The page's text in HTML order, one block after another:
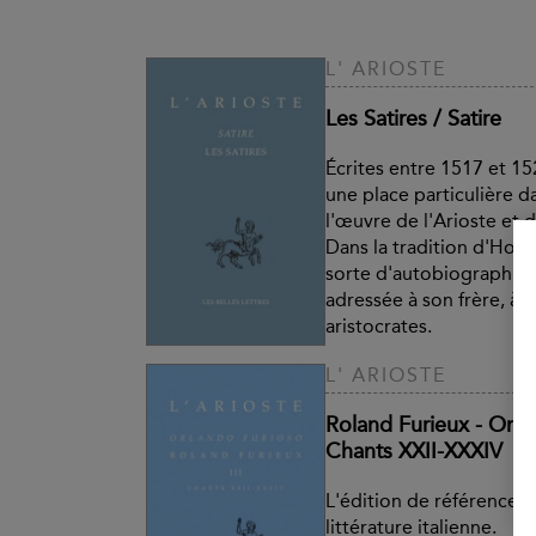
L' ARIOSTE
Les Satires / Satire
Écrites entre 1517 et
une place particulière
l'œuvre de l'Arioste et
Dans la tradition
sorte
adressée à son frère, à
aristocrates.
L' ARIOSTE
Roland Furieux -
Chants XXII-XXXIV
L'édition de référence
littérature italienne.